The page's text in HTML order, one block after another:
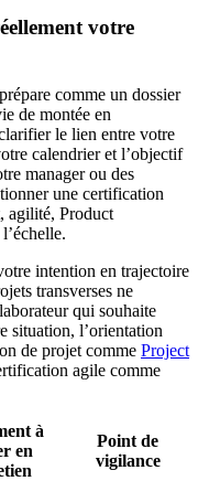
votre
comme un dossier
de montée en
le lien entre votre
calendrier et l’objectif
manager ou des
une certification
agilité, Product
intention en trajectoire
transverses ne
qui souhaite
situation, l’orientation
de projet comme Project
agile comme
à
en
Point de
vigilance